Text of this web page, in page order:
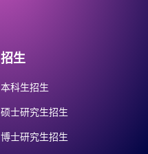
招生
本科生招生
硕士研究生招生
博士研究生招生